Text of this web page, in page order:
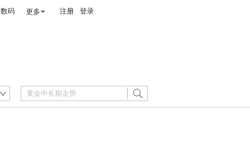
数码 更多 注册 登录